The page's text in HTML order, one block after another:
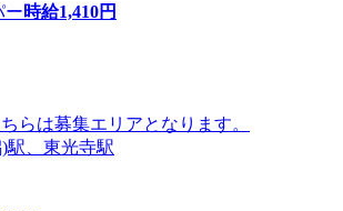
ー時給1,410円
らは募集エリアとなります。
駅、東光寺駅